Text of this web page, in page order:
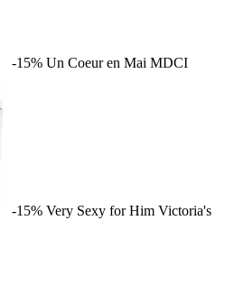
-15% Un Coeur en Mai MDCI
-15% Very Sexy for Him Victoria's